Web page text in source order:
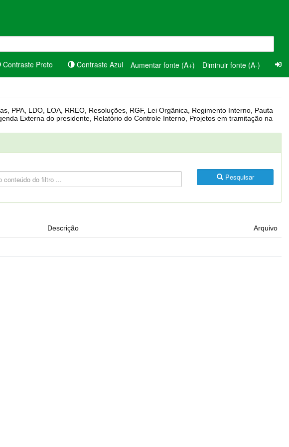
Contraste Preto Contraste Azul Aumentar fonte (A+) Diminuir fonte (A-)
Pesquisar
Descrição Arquivo